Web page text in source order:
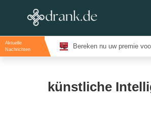
Aktuelle
Nachrichten
künstliche